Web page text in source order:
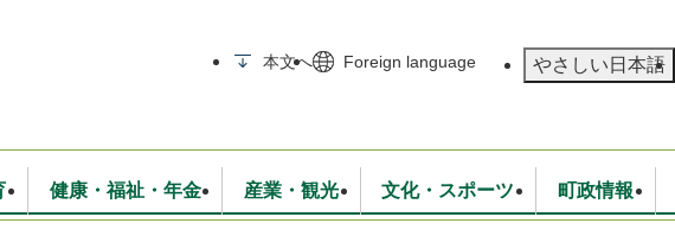
本文へ Foreign language やさしい日本語
健康・福祉・年金 産業・観光 文化・スポーツ 町政情報